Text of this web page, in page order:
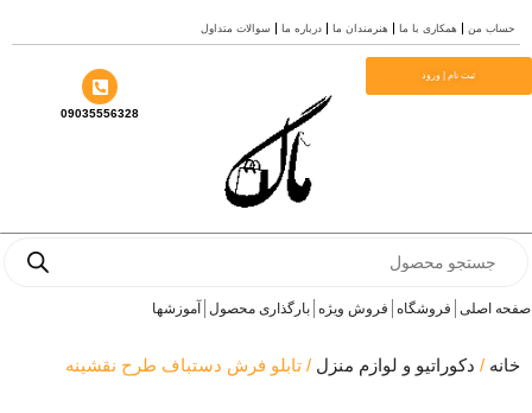
همکاری با ما هنرمندان ما درباره ما سوالات متداول
09035556328
فروشگاه فروش ویژه بارگذاری محصول آموزشها
و لوازم منزل / تابلو فرش دستباف طرح نقشینه